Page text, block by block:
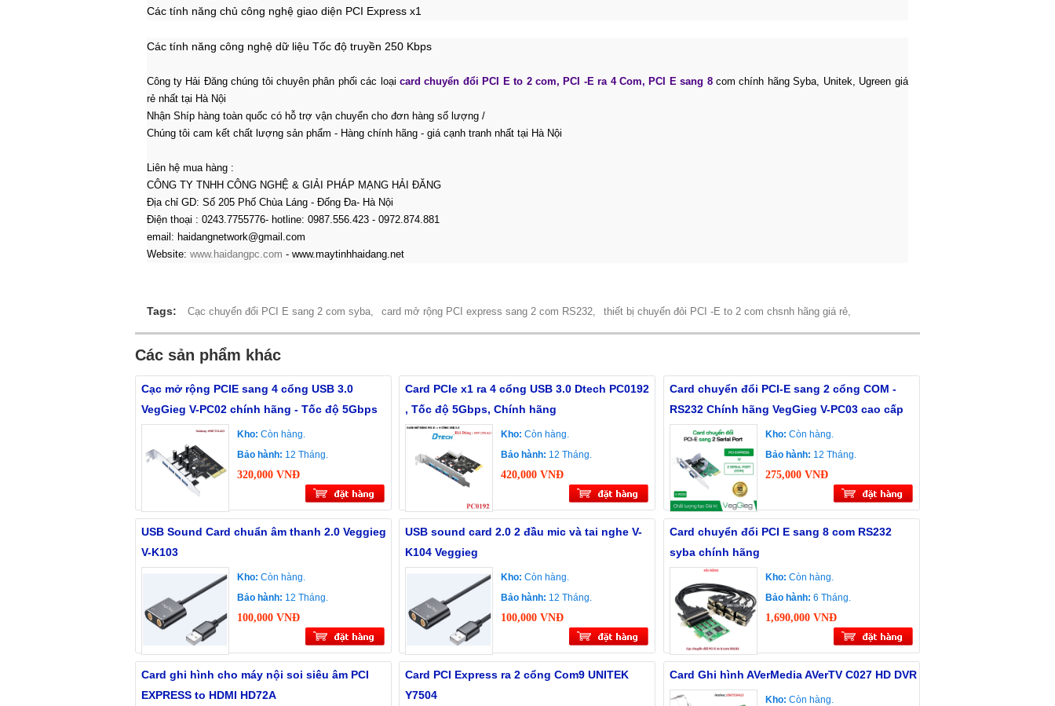
Các tính năng chủ công nghệ giao diện PCI Express x1
Các tính năng công nghệ dữ liệu Tốc độ truyền 250 Kbps
Công ty Hải Đăng chúng tôi chuyên phân phối các loạicard chuyển đổi PCI E to 2 com, PCI -E ra 4 Com, PCI E sang 8com chính hãng Syba, Unitek, Ugreen giá
rẻ nhất tại Hà Nội
Nhận Shíp hàng toàn quốc có hỗ trợ vận chuyển cho đơn hàng số lượng /
Chúng tôi cam kết chất lượng sản phẩm - Hàng chính hãng - giá cạnh tranh nhất tại Hà Nội
Liên hệ mua hàng :
CÔNG TY TNHH CÔNG NGHỆ & GIẢI PHÁP MẠNG HẢI ĐĂNG
Địa chỉ GD: Số 205 Phố Chùa Láng - Đống Đa- Hà Nội
Điện thoại : 0243.7755776- hotline: 0987.556.423 - 0972.874.881
email: haidangnetwork@gmail.com
Website: www.haidangpc.com - www.maytinhhaidang.net
Tags: Cạc chuyển đổi PCI E sang 2 com syba, card mở rộng PCI express sang 2 com RS232, thiết bị chuyển đỏi PCI -E to 2 com chsnh hãng giá rẻ,
Các sản phẩm khác
Cạc mở rộng PCIE sang 4 cổng USB 3.0
VegGieg V-PC02 chính hãng - Tốc độ 5Gbps
Kho: Còn hàng.
Bảo hành: 12 Tháng.
320,000 VNĐ
Card PCIe x1 ra 4 cổng USB 3.0 Dtech PC0192
, Tốc độ 5Gbps, Chính hãng
Kho: Còn hàng.
Bảo hành: 12 Tháng.
420,000 VNĐ
Card chuyển đổi PCI-E sang 2 cổng COM -
RS232 Chính hãng VegGieg V-PC03 cao cấp
Kho: Còn hàng.
Bảo hành: 12 Tháng.
275,000 VNĐ
USB Sound Card chuẩn âm thanh 2.0 Veggieg
V-K103
Kho: Còn hàng.
Bảo hành: 12 Tháng.
100,000 VNĐ
USB sound card 2.0 2 đầu mic và tai nghe V-
K104 Veggieg
Kho: Còn hàng.
Bảo hành: 12 Tháng.
100,000 VNĐ
Card chuyển đổi PCI E sang 8 com RS232
syba chính hãng
Kho: Còn hàng.
Bảo hành: 6 Tháng.
1,690,000 VNĐ
Card ghi hình cho máy nội soi siêu âm PCI
EXPRESS to HDMI HD72A
Card PCI Express ra 2 cổng Com9 UNITEK
Y7504
Card Ghi hình AVerMedia AVerTV C027 HD DVR
Kho: Còn hàng.